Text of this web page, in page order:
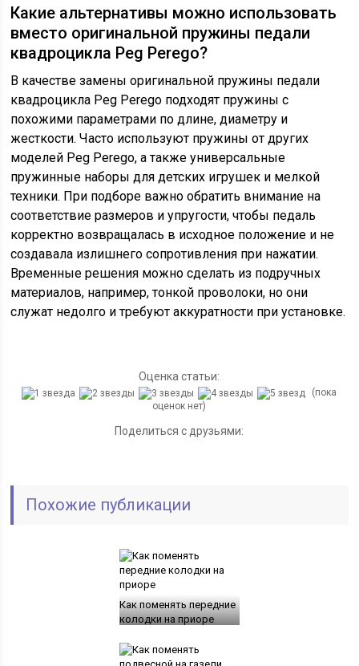
Какие альтернативы можно использовать
вместо оригинальной пружины педали
квадроцикла Peg Perego?
В качестве замены оригинальной пружины педали
квадроцикла Peg Perego подходят пружины с
похожими параметрами по длине, диаметру и
жесткости. Часто используют пружины от других
моделей Peg Perego, а также универсальные
пружинные наборы для детских игрушек и мелкой
техники. При подборе важно обратить внимание на
соответствие размеров и упругости, чтобы педаль
корректно возвращалась в исходное положение и не
создавала излишнего сопротивления при нажатии.
Временные решения можно сделать из подручных
материалов, например, тонкой проволоки, но они
служат недолго и требуют аккуратности при установке.
Оценка статьи:
(пока
оценок нет)
Поделиться с друзьями:
Похожие публикации
Как поменять передние
колодки на приоре